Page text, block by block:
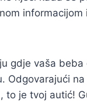
informacijom i
gdje vaša beba
Odgovarajući
to je tvoj autić!